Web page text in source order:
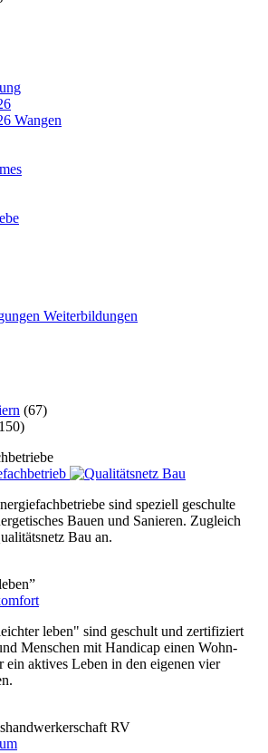
Wangen
Weiterbildungen
(67)
sind speziell geschulte
Bauen und Sanieren. Zugleich
Bau an.
leben" sind geschult und zertifiziert
Menschen mit Handicap einen Wohn-
aktives Leben in den eigenen vier
RV